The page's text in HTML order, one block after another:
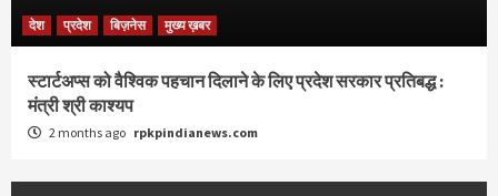
देश प्रदेश बिज़नेस मुख्य ख़बर
स्टार्टअप्स को वैश्विक पहचान दिलाने के लिए प्रदेश सरकार प्रतिबद्ध :
मंत्री श्री काश्यप
2 months ago rpkpindianews.com